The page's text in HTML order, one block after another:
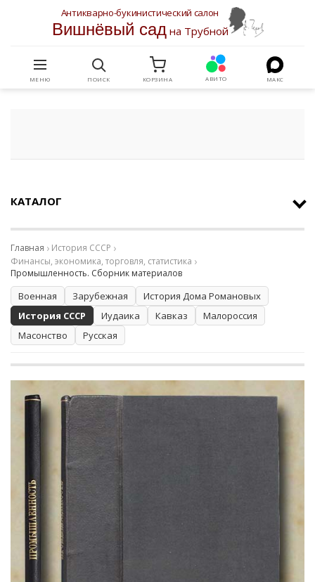
Антикварно-букинистический салон
Вишнёвый садна Трубной
МЕНЮ ПОИСК КОРЗИНА АВИТО МАКС
КАТАЛОГ
Главная
История СССР
Финансы, экономика, торговля, статистика
Промышленность. Сборник материалов
Военная Зарубежная
История Дома Романовых
История СССР
Иудаика Кавказ
Малороссия
Масонство
Русская